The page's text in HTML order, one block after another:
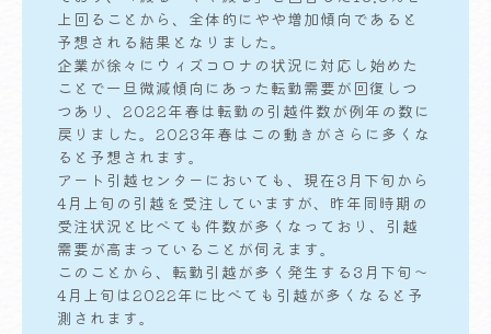
上回ることから、全体的にやや増加傾向であると
予想される結果となりました。
企業が徐々にウィズコロナの状況に対応し始めた
ことで一旦微減傾向にあった転勤需要が回復しつ
つあり、2022年春は転勤の引越件数が例年の数に
戻りました。2023年春はこの動きがさらに多くな
ると予想されます。
アート引越センターにおいても、現在3月下旬から
4月上旬の引越を受注していますが、昨年同時期の
受注状況と比べても件数が多くなっており、引越
需要が高まっていることが伺えます。
このことから、転勤引越が多く発生する3月下旬～
4月上旬は2022年に比べても引越が多くなると予
測されます。